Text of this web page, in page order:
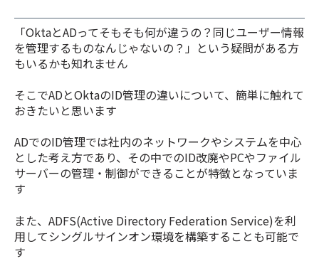
「OktaとADってそもそも何が違うの？同じユーザー情報
を管理するものなんじゃないの？」という疑問がある方
もいるかも知れません
そこでADとOktaのID管理の違いについて、簡単に触れて
おきたいと思います
ADでのID管理では社内のネットワークやシステムを中心
とした考え方であり、その中でのID改廃やPCやファイル
サーバーの管理・制御ができることが特徴となっていま
す
また、ADFS(Active Directory Federation Service)を利
用してシングルサインオン環境を構築することも可能で
す